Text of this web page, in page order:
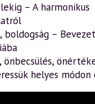
– A harmonikus
boldogság –
önbecsülés,
helyes módon